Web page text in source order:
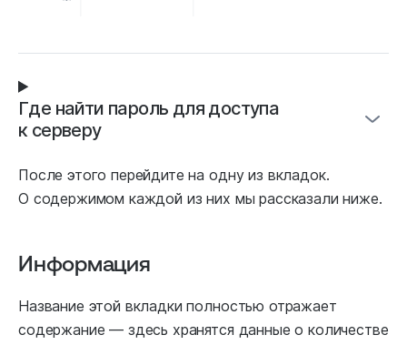
Где найти пароль для доступа
к серверу
После этого перейдите на одну из вкладок.
О содержимом каждой из них мы рассказали ниже.
Информация
Название этой вкладки полностью отражает
содержание — здесь хранятся данные о количестве